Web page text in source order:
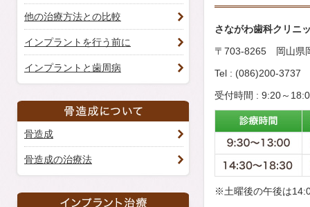
さながわ歯科クリニ
〒703-8265 岡山県
Tel : (086)200-3737
受付時間 : 9:20～
※土曜後の午後は
他の治療方法との比較
インプラントを行う前に
インプラントと歯周病
骨造成
骨造成の治療法